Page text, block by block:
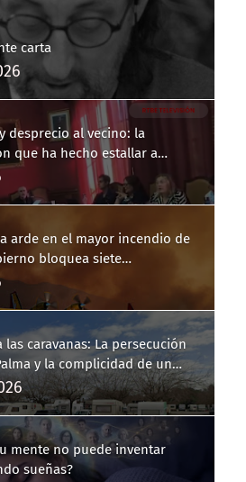
carta
desprecio al vecino: la
que ha hecho estallar a
arde en el mayor incendio de
bloquea siete
dinero
las caravanas: La persecución
y la complicidad de un
mente no puede inventar
sueñas?